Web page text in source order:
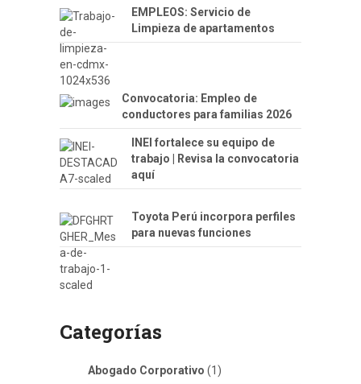
EMPLEOS: Servicio de
Limpieza de apartamentos
Convocatoria: Empleo de
conductores para familias 2026
INEI fortalece su equipo de
trabajo | Revisa la convocatoria
aquí
Toyota Perú incorpora perfiles
para nuevas funciones
Categorías
Abogado Corporativo (1)